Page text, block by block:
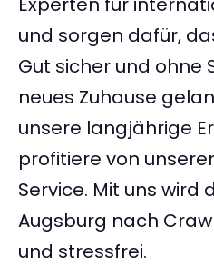
und sorgen dafür,
Gut sicher und ohne
neues Zuhause
unsere langjährige
profitiere von
Service. Mit uns wird
Augsburg nach
und stressfrei.